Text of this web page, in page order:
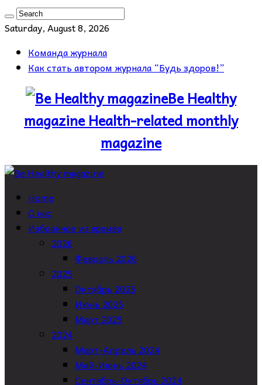
Saturday, August 8, 2026
Команда журнала
Как стать автором журнала “Будь здоров!”
Be Healthy
magazine Health-related monthly
magazine
Home
О нас
Избранное из архива
2026
Февраль 2026
2025
Октябрь 2025
Июнь 2025
Март 2025
2024
Март-Апрель 2024
Май-Июнь 2024
Сентябрь-Октябрь 2024